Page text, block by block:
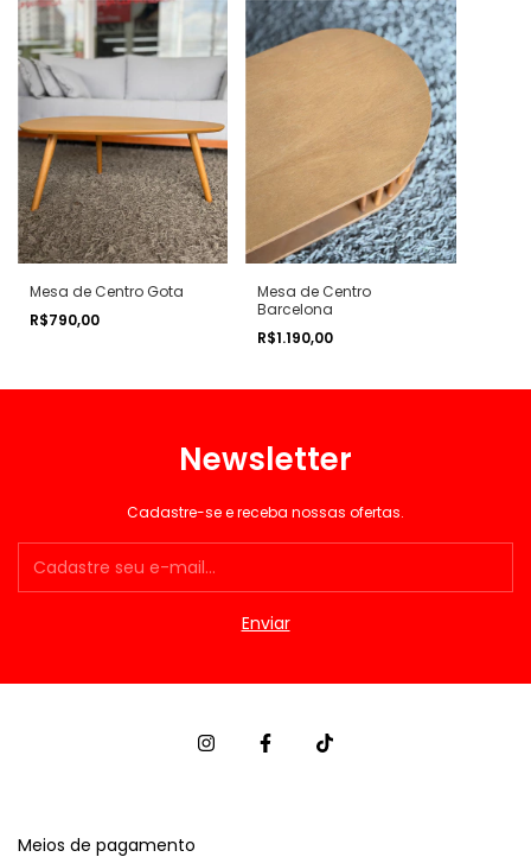
Mesa de Centro Gota
R$790,00
Mesa de Centro
Barcelona
R$1.190,00
Newsletter
Cadastre-se e receba nossas ofertas.
Meios de pagamento